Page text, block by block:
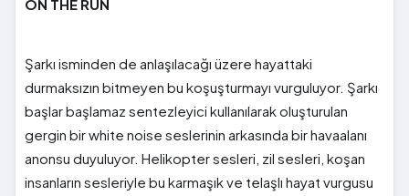
ON THE RUN
Şarkı isminden de anlaşılacağı üzere hayattaki
durmaksızın bitmeyen bu koşuşturmayı vurguluyor. Şarkı
başlar başlamaz sentezleyici kullanılarak oluşturulan
gergin bir white noise seslerinin arkasında bir havaalanı
anonsu duyuluyor. Helikopter sesleri, zil sesleri, koşan
insanların sesleriyle bu karmaşık ve telaşlı hayat vurgusu